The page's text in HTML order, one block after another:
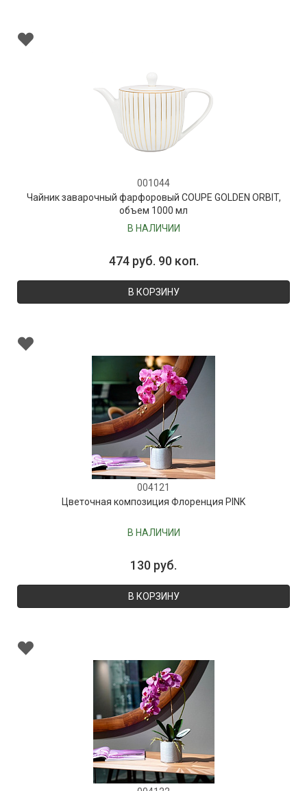
001044
Чайник заварочный фарфоровый COUPE GOLDEN ORBIT,
объем 1000 мл
В НАЛИЧИИ
474 руб. 90 коп.
В КОРЗИНУ
004121
Цветочная композиция Флоренция PINK
В НАЛИЧИИ
130 руб.
В КОРЗИНУ